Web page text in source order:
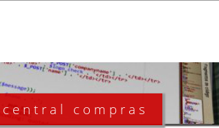
compras